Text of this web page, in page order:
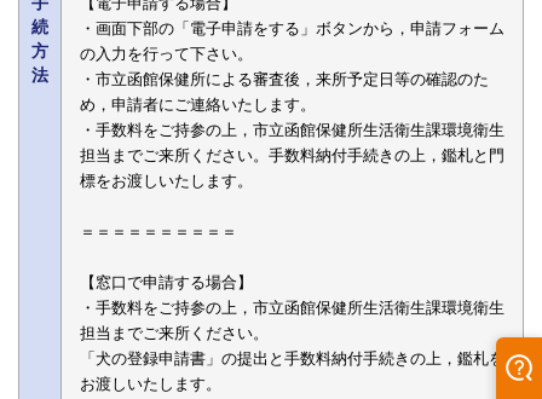
続
方
法
・画面下部の「電子申請をする」ボタンから，申請フォーム
の入力を行って下さい。
・市立函館保健所による審査後，来所予定日等の確認のた
め，申請者にご連絡いたします。
・手数料をご持参の上，市立函館保健所生活衛生課環境衛生
担当までご来所ください。手数料納付手続きの上，鑑札と門
標をお渡しいたします。
＝＝＝＝＝＝＝＝＝＝
【窓口で申請する場合】
・手数料をご持参の上，市立函館保健所生活衛生課環境衛生
担当までご来所ください。
「犬の登録申請書」の提出と手数料納付手続きの上，鑑札を
お渡しいたします。